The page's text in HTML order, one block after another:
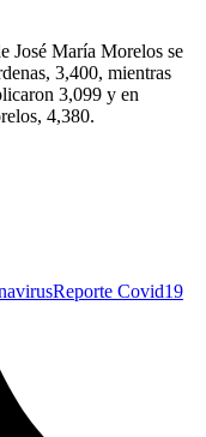
José María Morelos se
3,400, mientras
3,099 y en
4,380.
Reporte Covid19